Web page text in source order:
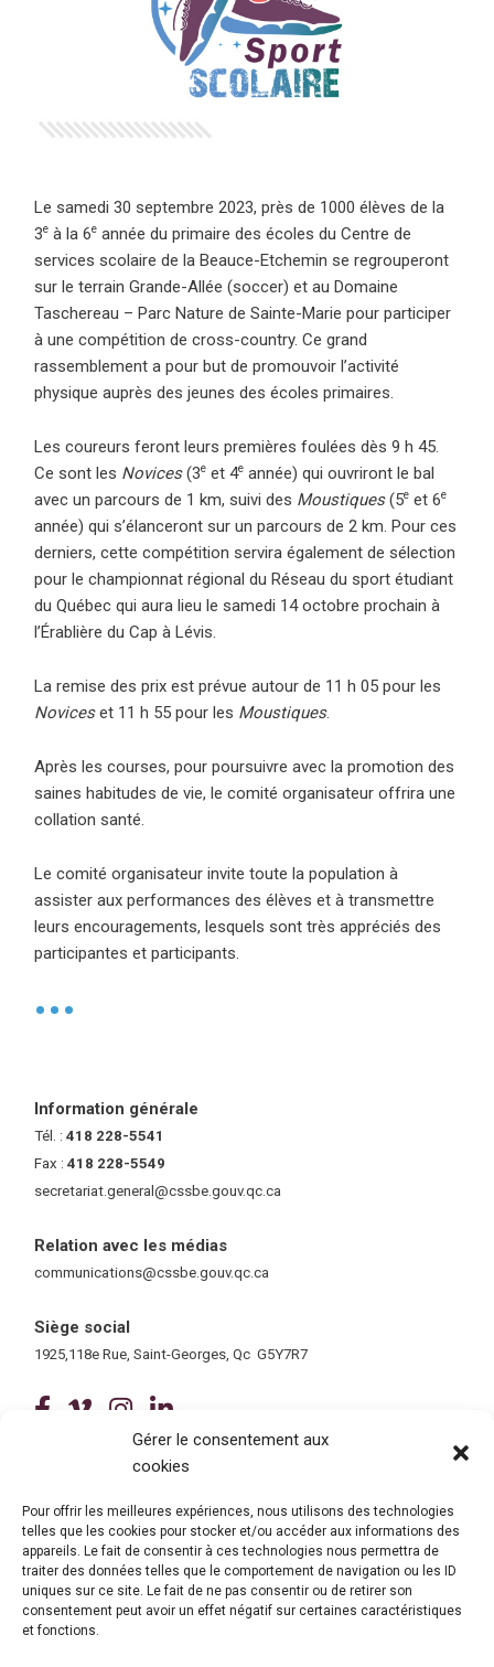
Gérer le consentement aux
cookies
Pour offrir les meilleures expériences, nous utilisons des technologies
telles que les cookies pour stocker et/ou accéder aux informations des
appareils. Le fait de consentir à ces technologies nous permettra de
traiter des données telles que le comportement de navigation ou les ID
uniques sur ce site. Le fait de ne pas consentir ou de retirer son
consentement peut avoir un effet négatif sur certaines caractéristiques
et fonctions.
Le samedi 30 septembre 2023, près de 1000 élèves de la
3e à la 6e année du primaire des écoles du Centre de
services scolaire de la Beauce-Etchemin se regrouperont
sur le terrain Grande-Allée (soccer) et au Domaine
Taschereau – Parc Nature de Sainte-Marie pour participer
à une compétition de cross-country.Ce grand
rassemblement a pour but de promouvoir l’activité
physique auprès des jeunes des écoles primaires.
Les coureurs feront leurs premières foulées dès 9 h 45.
Ce sont les Novices(3e et 4e année) qui ouvriront le bal
avec un parcours de 1 km, suivi des Moustiques(5e et 6e
année) qui s’élanceront sur un parcours de 2 km. Pour ces
derniers, cette compétition servira également de sélection
pour le championnat régional du Réseau du sport étudiant
du Québec qui aura lieu le samedi 14 octobre prochain à
l’Érablière du Cap à Lévis.
La remise des prix est prévue autour de 11 h 05 pour les
Noviceset 11 h 55 pour les Moustiques.
Après les courses, pour poursuivre avec la promotion des
saines habitudes de vie, le comité organisateur offrira une
collation santé.
Le comité organisateur invite toute la population à
assister aux performances des élèves et à transmettre
leurs encouragements, lesquels sont très appréciés des
participantes et participants.
•
Information générale
Tél. :418 228-5541
Fax :418 228-5549
secretariat.general@cssbe.gouv.qc.ca
Relation avec les médias
communications@cssbe.gouv.qc.ca
Siège social
1925,118e Rue, Saint-Georges, Qc G5Y7R7
(ce lien ouvre dans une nouvelle
(ce lien ouvre dans une nouvelle
(ce lien ouvre dans une
Tous droits réservés © 2026 Centre de services scolaire de la
Politique de confidentialité|Accessibilité
Conception site web : Ubéo solutions web(ce lien ouvre dans une nouvelle